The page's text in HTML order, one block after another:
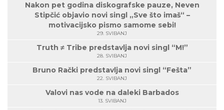
Nakon pet godina diskografske pauze, Neven
Stipčić objavio novi singl „Sve što imaš“ –
motivacijsko pismo samome sebi!
29. SVIBANJ
Truth ≠ Tribe predstavlja novi singl “M!”
28. SVIBANJ
Bruno Rački predstavlja novi singl “Fešta”
22. SVIBANJ
Valovi nas vode na daleki Barbados
13. SVIBANJ